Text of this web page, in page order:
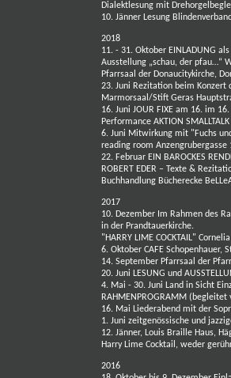
Dialektlesung mit
10. Jänner Lesung
2018
11. - 31. Oktober EINLADUNG als
Ausstellung „schau, der pfau…“
Pfarrsaal der Donaucitykirche,
23. Juni Rezitation beim Konzert
Marmorsaal/Stift Geras
16. Juni JOUR FIXE am 16. im 16.
Performance AKTION SMALLTALK
6. Juni Mitwirkung mit "Fuchs
reading room
22. Februar EIN BAROCKES
ROBERT EDER – Texte &
Buchhandlung Bücherecke
2017
10. Dezember Im Rahmen des
in der Prandtauerkirche.
"HARRY LIME COCKTAIL"
6. Oktober CAFE Schopenhauer,
14. September Pfarrsaal der
20. Juni LESUNG und
4. Mai - 30. Juni Land in Sicht
RAHMENPROGRAMM
16. Mai Liederabend mit der
1. Juni zeitgenössische und
12. Jänner, Louis Braille Haus,
Harry Lime Cocktail, weder
2016